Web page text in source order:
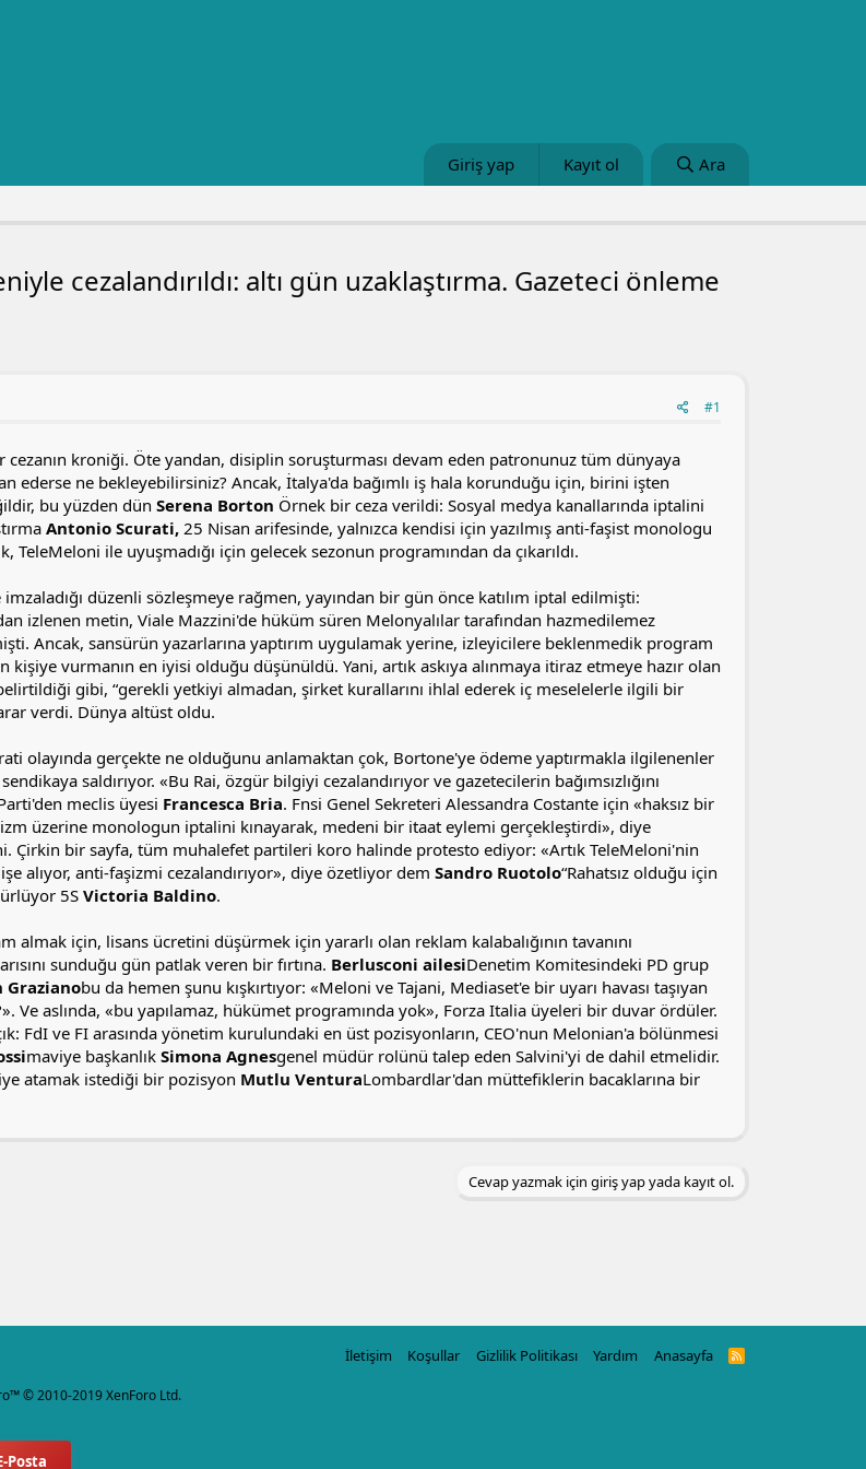
Giriş yap Kayıt ol Ara
cezalandırıldı: altı gün uzaklaştırma. Gazeteci önleme
#1
kroniği. Öte yandan, disiplin soruşturması devam eden patronunuz tüm dünyaya
ederse ne bekleyebilirsiniz? Ancak, İtalya'da bağımlı iş hala korunduğu için, birini işten
bu yüzden dün Serena Borton Örnek bir ceza verildi: Sosyal medya kanallarında iptalini
Antonio Scurati, 25 Nisan arifesinde, yalnızca kendisi için yazılmış anti-faşist monologu
TeleMeloni ile uyuşmadığı için gelecek sezonun programından da çıkarıldı.
düzenli sözleşmeye rağmen, yayından bir gün önce katılım iptal edilmişti:
izlenen metin, Viale Mazzini'de hüküm süren Melonyalılar tarafından hazmedilemez
Ancak, sansürün yazarlarına yaptırım uygulamak yerine, izleyicilere beklenmedik program
vurmanın en iyisi olduğu düşünüldü. Yani, artık askıya alınmaya itiraz etmeye hazır olan
gibi, “gerekli yetkiyi almadan, şirket kurallarını ihlal ederek iç meselelerle ilgili bir
verdi. Dünya altüst oldu.
olayında gerçekte ne olduğunu anlamaktan çok, Bortone'ye ödeme yaptırmakla ilgilenenler
saldırıyor. «Bu Rai, özgür bilgiyi cezalandırıyor ve gazetecilerin bağımsızlığını
meclis üyesi Francesca Bria. Fnsi Genel Sekreteri Alessandra Costante için «haksız bir
üzerine monologun iptalini kınayarak, medeni bir itaat eylemi gerçekleştirdi», diye
Çirkin bir sayfa, tüm muhalefet partileri koro halinde protesto ediyor: «Artık TeleMeloni'nin
alıyor, anti-faşizmi cezalandırıyor», diye özetliyor dem Sandro Ruotolo“Rahatsız olduğu için
5S Victoria Baldino.
almak için, lisans ücretini düşürmek için yararlı olan reklam kalabalığının tavanını
sunduğu gün patlak veren bir fırtına. Berlusconi ailesiDenetim Komitesindeki PD grup
Grazianobu da hemen şunu kışkırtıyor: «Meloni ve Tajani, Mediaset'e bir uyarı havası taşıyan
Ve aslında, «bu yapılamaz, hükümet programında yok», Forza Italia üyeleri bir duvar ördüler.
FdI ve FI arasında yönetim kurulundaki en üst pozisyonların, CEO'nun Melonian'a bölünmesi
maviye başkanlık Simona Agnesgenel müdür rolünü talep eden Salvini'yi de dahil etmelidir.
atamak istediği bir pozisyon Mutlu VenturaLombardlar'dan müttefiklerin bacaklarına bir
Cevap yazmak için giriş yap yada kayıt ol.
İletişim Koşullar Gizlilik Politikası Yardım Anasayfa
R
© 2010-2019 XenForo Ltd.
Posta